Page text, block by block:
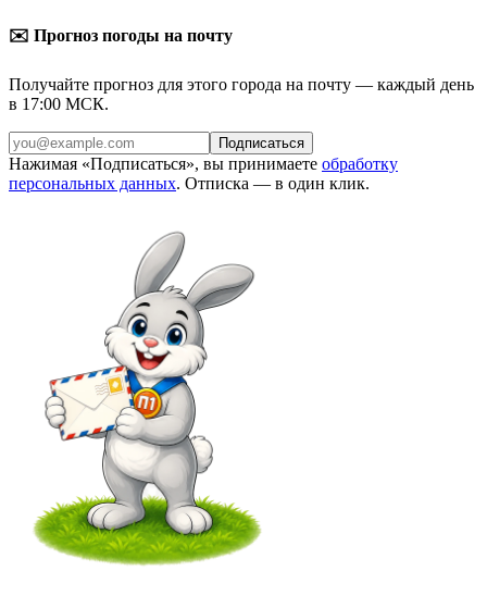
✉️ Прогноз погоды на почту
Получайте прогноз для этого города на почту — каждый день
в 17:00 МСК.
Подписаться
Нажимая «Подписаться», вы принимаете обработку
персональных данных. Отписка — в один клик.